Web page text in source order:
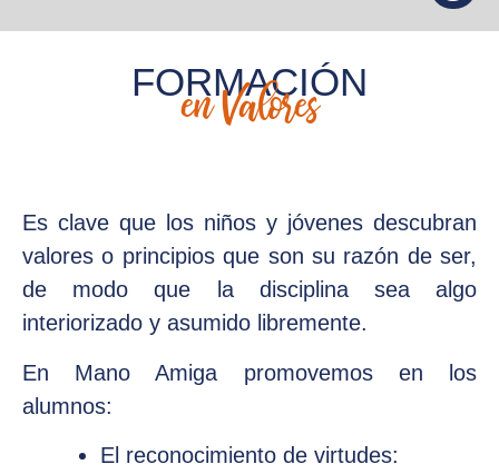
FORMACIÓN
en Valores
Es clave que los niños y jóvenes descubran
valores o principios que son su razón de ser,
de modo que la disciplina sea algo
interiorizado y asumido libremente.
En Mano Amiga promovemos en los
alumnos:
El reconocimiento de virtudes: